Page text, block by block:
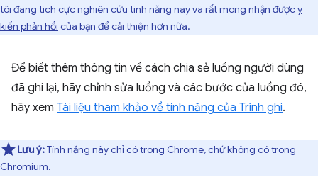
tôi đang tích cực nghiên cứu tính năng này và rất mong nhận đượcý
kiến phản hồi của bạn để cải thiện hơn nữa.
Để biết thêm thông tin về cách chia sẻ luồng người dùng
đã ghi lại, hãy chỉnh sửa luồng và các bước của luồng đó,
hãy xem Tài liệu tham khảo về tính năng của Trình ghi.
Lưu ý:Tính năng này chỉ có trong Chrome, chứ không có trong
Chromium.